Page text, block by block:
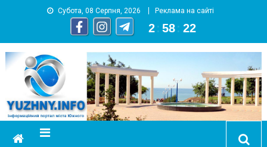
Субота, 08 Серпня, 2026 Реклама на сайті
2 : 58 : 23
YUZHNY.INFO
информационный портал города Южный